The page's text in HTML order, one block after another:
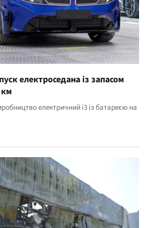
електроседана із запасом
електричний i3 із батареєю на